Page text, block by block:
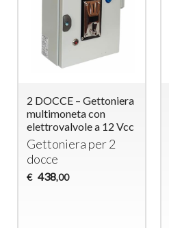
2 DOCCE – Gettoniera
multimoneta con
elettrovalvole a 12 Vcc
Gettoniera per 2
docce
€ 438,00